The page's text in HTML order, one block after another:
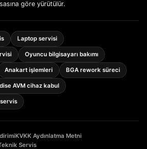
göre yürütülür.
Laptop servisi
Oyuncu bilgisayarı bakımı
Anakart işlemleri BGA rework süreci
AVM cihaz kabul
KVKK Aydınlatma Metni
Servis